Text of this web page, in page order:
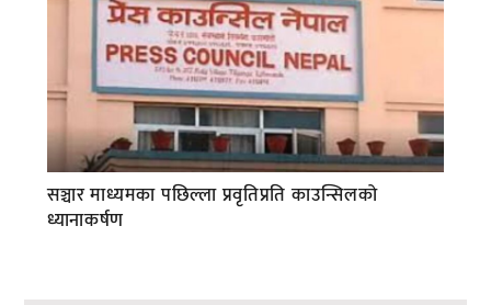
सञ्चार माध्यमका पछिल्ला प्रवृतिप्रति काउन्सिलको
ध्यानाकर्षण